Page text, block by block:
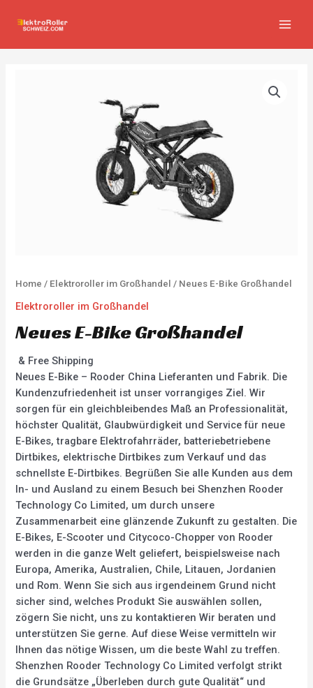
Inhalt
Home / Elektroroller im Großhandel / Neues E-Bike Großhandel
Elektroroller im Großhandel
Neues E-Bike Großhandel
& Free Shipping
Neues E-Bike – Rooder China Lieferanten und Fabrik. Die
Kundenzufriedenheit ist unser vorrangiges Ziel. Wir
sorgen für ein gleichbleibendes Maß an Professionalität,
höchster Qualität, Glaubwürdigkeit und Service für neue
E-Bikes, tragbare Elektrofahrräder, batteriebetriebene
Dirtbikes, elektrische Dirtbikes zum Verkauf und das
schnellste E-Dirtbikes. Begrüßen Sie alle Kunden aus dem
In- und Ausland zu einem Besuch bei Shenzhen Rooder
Technology Co Limited, um durch unsere
Zusammenarbeit eine glänzende Zukunft zu gestalten. Die
E-Bikes, E-Scooter und Citycoco-Chopper von Rooder
werden in die ganze Welt geliefert, beispielsweise nach
Europa, Amerika, Australien, Chile, Litauen, Jordanien
und Rom. Wenn Sie sich aus irgendeinem Grund nicht
sicher sind, welches Produkt Sie auswählen sollen,
zögern Sie nicht, uns zu kontaktieren Wir beraten und
unterstützen Sie gerne. Auf diese Weise vermitteln wir
Ihnen das nötige Wissen, um die beste Wahl zu treffen.
Shenzhen Rooder Technology Co Limited verfolgt strikt
die Grundsätze „Überleben durch gute Qualität“ und